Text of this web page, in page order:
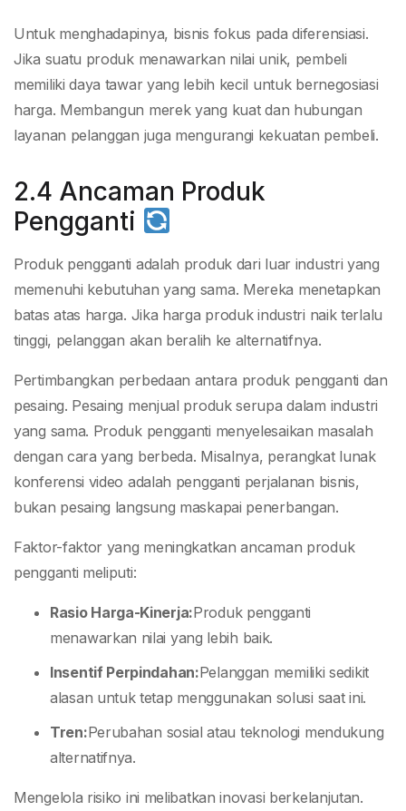
Untuk menghadapinya, bisnis fokus pada diferensiasi.
Jika suatu produk menawarkan nilai unik, pembeli
memiliki daya tawar yang lebih kecil untuk bernegosiasi
harga. Membangun merek yang kuat dan hubungan
layanan pelanggan juga mengurangi kekuatan pembeli.
2.4 Ancaman Produk
Pengganti
Produk pengganti adalah produk dari luar industri yang
memenuhi kebutuhan yang sama. Mereka menetapkan
batas atas harga. Jika harga produk industri naik terlalu
tinggi, pelanggan akan beralih ke alternatifnya.
Pertimbangkan perbedaan antara produk pengganti dan
pesaing. Pesaing menjual produk serupa dalam industri
yang sama. Produk pengganti menyelesaikan masalah
dengan cara yang berbeda. Misalnya, perangkat lunak
konferensi video adalah pengganti perjalanan bisnis,
bukan pesaing langsung maskapai penerbangan.
Faktor-faktor yang meningkatkan ancaman produk
pengganti meliputi:
Rasio Harga-Kinerja:Produk pengganti
menawarkan nilai yang lebih baik.
Insentif Perpindahan:Pelanggan memiliki sedikit
alasan untuk tetap menggunakan solusi saat ini.
Tren:Perubahan sosial atau teknologi mendukung
alternatifnya.
Mengelola risiko ini melibatkan inovasi berkelanjutan.